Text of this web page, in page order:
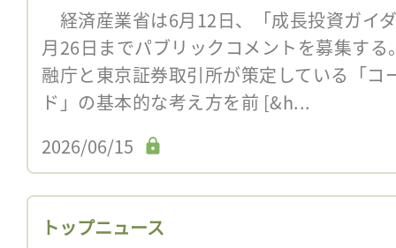
経済産業省は6月12日、「成長投資ガイ
月26日までパブリックコメントを募集す
融庁と東京証券取引所が策定している「コ
ド」の基本的な考え方を前 [&h...
2026/06/15
トップニュース